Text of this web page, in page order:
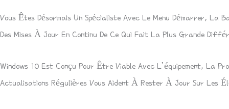
Vous Êtes Désormais Un Spécialiste Avec Le Menu Démarrer, La
Des Mises À Jour En Continu De Ce Qui Fait La Plus Grande
Windows 10 Est Conçu Pour Être Viable Avec L’équipement, La
Actualisations Régulières Vous Aident À Rester À Jour Sur Les